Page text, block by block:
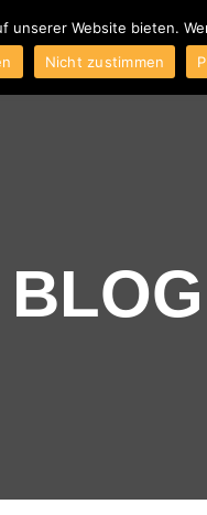
Produkte Kontakt
BLOG
Website bieten.
Nicht zustimmen